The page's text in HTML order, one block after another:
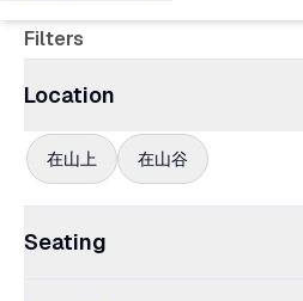
Filters
Location
在山上 在山谷
Seating